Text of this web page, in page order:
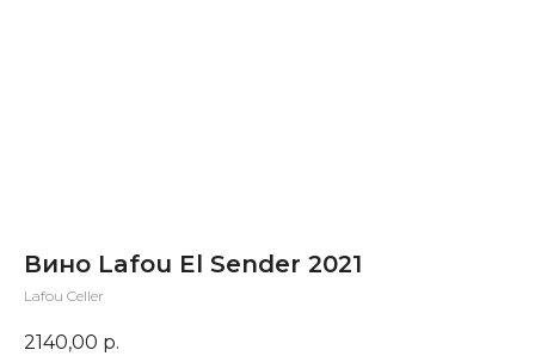
Вино Lafou El Sender 2021
Lafou Celler
2140,00 р.